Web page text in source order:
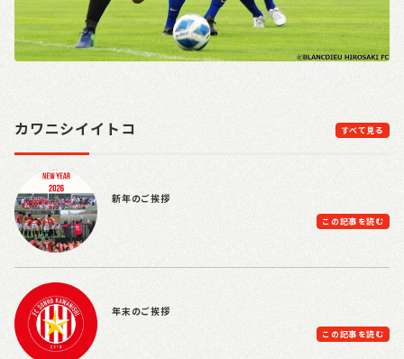
カワニシイイトコ すべて見る
新年のご挨拶
この記事を読む
年末のご挨拶
この記事を読む